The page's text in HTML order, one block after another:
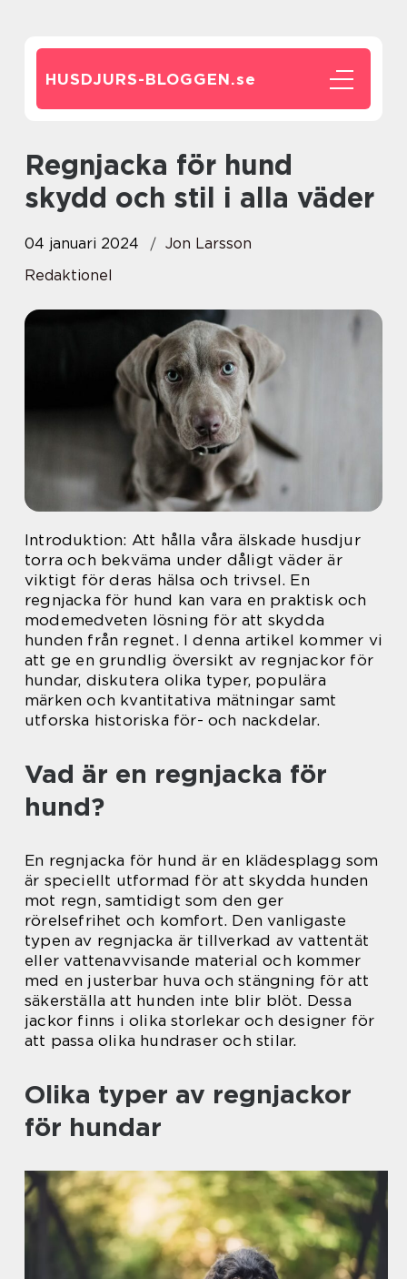
HUSDJURS-BLOGGEN.se
Regnjacka för hund
skydd och stil i alla väder
04 januari 2024
Jon Larsson
Redaktionel
Introduktion: Att hålla våra älskade husdjur
torra och bekväma under dåligt väder är
viktigt för deras hälsa och trivsel. En
regnjacka för hund kan vara en praktisk och
modemedveten lösning för att skydda
hunden från regnet. I denna artikel kommer vi
att ge en grundlig översikt av regnjackor för
hundar, diskutera olika typer, populära
märken och kvantitativa mätningar samt
utforska historiska för- och nackdelar.
Vad är en regnjacka för
hund?
En regnjacka för hund är en klädesplagg som
är speciellt utformad för att skydda hunden
mot regn, samtidigt som den ger
rörelsefrihet och komfort. Den vanligaste
typen av regnjacka är tillverkad av vattentät
eller vattenavvisande material och kommer
med en justerbar huva och stängning för att
säkerställa att hunden inte blir blöt. Dessa
jackor finns i olika storlekar och designer för
att passa olika hundraser och stilar.
Olika typer av regnjackor
för hundar